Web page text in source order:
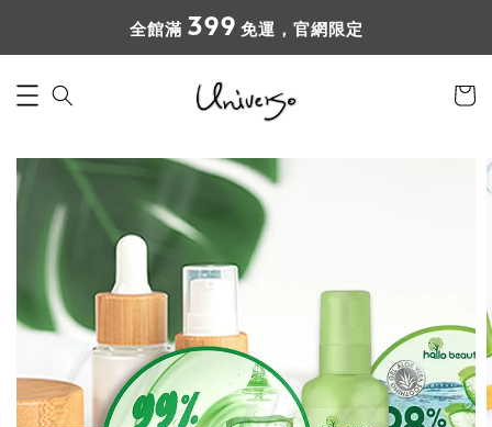
全館滿 399 免運，官網限定